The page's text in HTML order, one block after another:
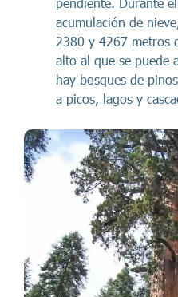
acumulación de
2380 y 4267 metros
alto al que se puede
hay bosques de
a picos, lagos y